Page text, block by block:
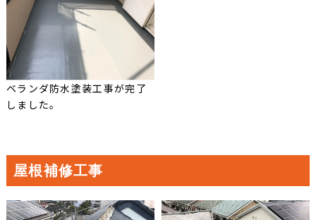
ベランダ防水塗装工事が完了
しました。
屋根補修工事